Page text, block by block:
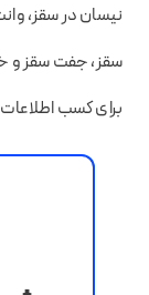
نیسان در سقز،
سقز، جفت سقز و
برای کسب